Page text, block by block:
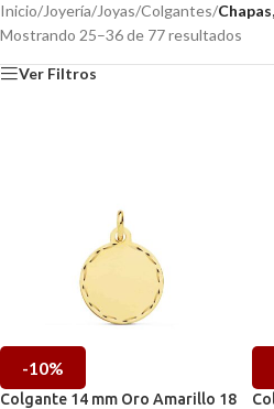
Inicio/Joyería/Joyas/Colgantes/
Mostrando 25–36 de 77 resultados
Ver Filtros
-10%
Colgante 14 mm Oro Amarillo 18